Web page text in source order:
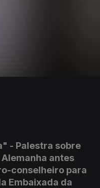
- Palestra sobre
antes
conselheiro para
Embaixada da